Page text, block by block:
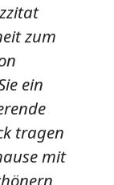
zum
ein
tragen
mit